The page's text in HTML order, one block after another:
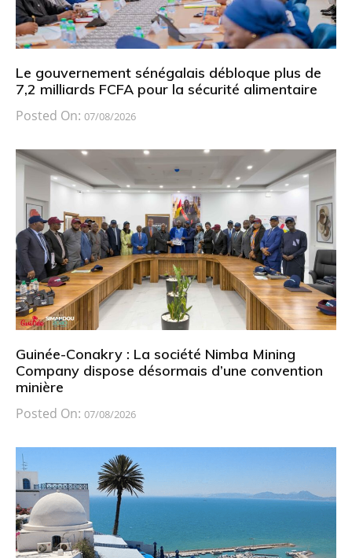
Le gouvernement sénégalais débloque plus de
7,2 milliards FCFA pour la sécurité alimentaire
Posted On: 07/08/2026
Guinée-Conakry : La société Nimba Mining
Company dispose désormais d’une convention
minière
Posted On: 07/08/2026